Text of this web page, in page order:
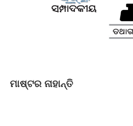
ମାଷ୍ଟର ନାହାନ୍ତି